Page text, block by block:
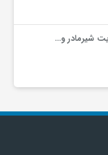
شیرمادر و…